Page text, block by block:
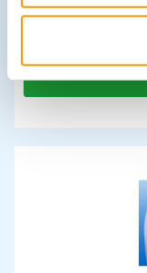
Hansaplast wondspray